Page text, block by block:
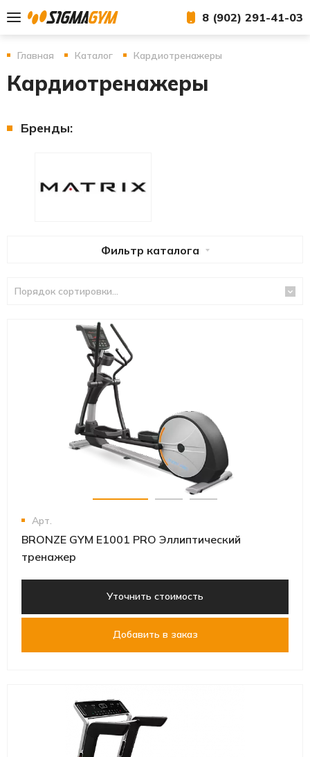
8 (902) 291-41-03
Главная Каталог Кардиотренажеры
Кардиотренажеры
Бренды:
Фильтр каталога
Арт.
BRONZE GYM E1001 PRO Эллиптический
тренажер
Уточнить стоимость
Добавить в заказ